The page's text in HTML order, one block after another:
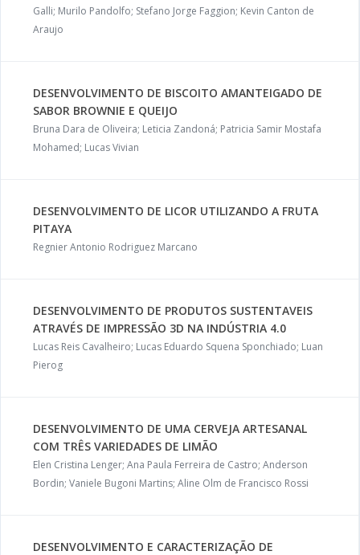
Galli; Murilo Pandolfo; Stefano Jorge Faggion; Kevin Canton de
Araujo
DESENVOLVIMENTO DE BISCOITO AMANTEIGADO DE
SABOR BROWNIE E QUEIJO
Bruna Dara de Oliveira; Leticia Zandoná; Patricia Samir Mostafa
Mohamed; Lucas Vivian
DESENVOLVIMENTO DE LICOR UTILIZANDO A FRUTA
PITAYA
Regnier Antonio Rodriguez Marcano
DESENVOLVIMENTO DE PRODUTOS SUSTENTAVEIS
ATRAVÉS DE IMPRESSÃO 3D NA INDÚSTRIA 4.0
Lucas Reis Cavalheiro; Lucas Eduardo Squena Sponchiado; Luan
Pierog
DESENVOLVIMENTO DE UMA CERVEJA ARTESANAL
COM TRÊS VARIEDADES DE LIMÃO
Elen Cristina Lenger; Ana Paula Ferreira de Castro; Anderson
Bordin; Vaniele Bugoni Martins; Aline Olm de Francisco Rossi
DESENVOLVIMENTO E CARACTERIZAÇÃO DE